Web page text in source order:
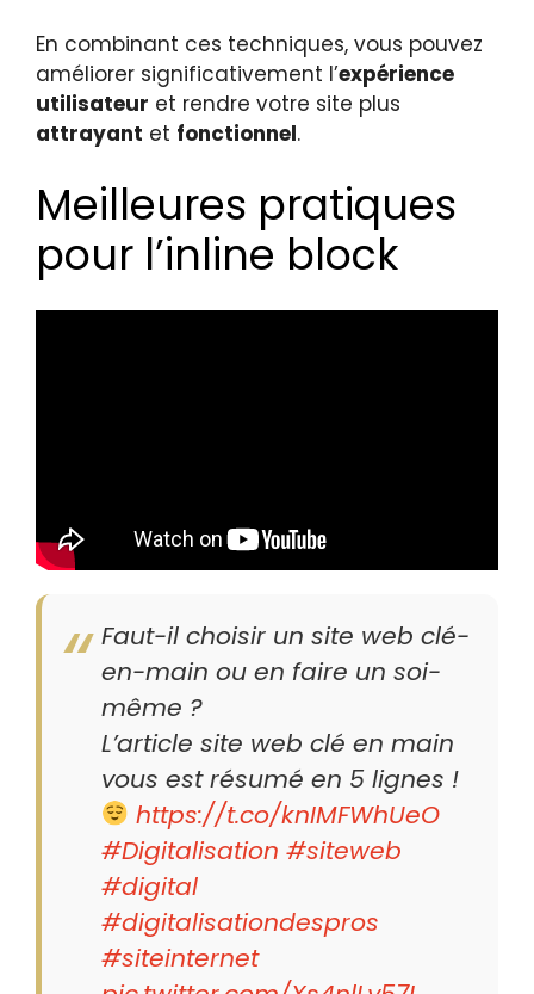
En combinant ces techniques, vous pouvez
améliorer significativement l’expérience
utilisateur et rendre votre site plus
attrayant et fonctionnel.
Meilleures pratiques
pour l’inline block
Faut-il choisir un site web clé-
en-main ou en faire un soi-
même ?
L’article site web clé en main
vous est résumé en 5 lignes !
https://t.co/knIMFWhUeO
#Digitalisation #siteweb
#digital
#digitalisationdespros
#siteinternet